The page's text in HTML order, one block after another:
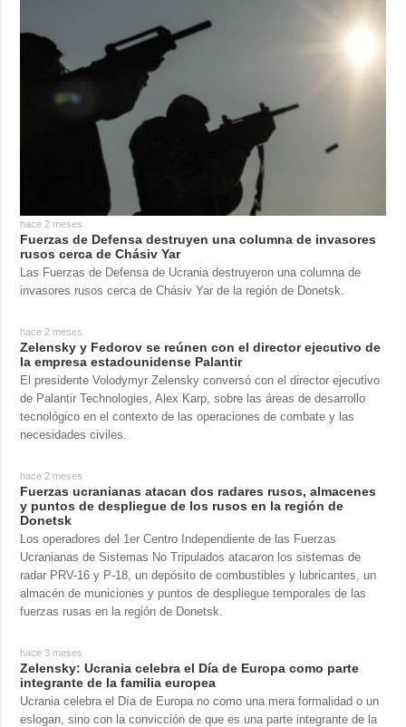
hace 2 meses
Fuerzas de Defensa destruyen una columna de invasores
rusos cerca de Chásiv Yar
Las Fuerzas de Defensa de Ucrania destruyeron una columna de
invasores rusos cerca de Chásiv Yar de la región de Donetsk.
hace 2 meses
Zelensky y Fedorov se reúnen con el director ejecutivo de
la empresa estadounidense Palantir
El presidente Volodymyr Zelensky conversó con el director ejecutivo
de Palantir Technologies, Alex Karp, sobre las áreas de desarrollo
tecnológico en el contexto de las operaciones de combate y las
necesidades civiles.
hace 2 meses
Fuerzas ucranianas atacan dos radares rusos, almacenes
y puntos de despliegue de los rusos en la región de
Donetsk
Los operadores del 1er Centro Independiente de las Fuerzas
Ucranianas de Sistemas No Tripulados atacaron los sistemas de
radar PRV-16 y P-18, un depósito de combustibles y lubricantes, un
almacén de municiones y puntos de despliegue temporales de las
fuerzas rusas en la región de Donetsk.
hace 3 meses
Zelensky: Ucrania celebra el Día de Europa como parte
integrante de la familia europea
Ucrania celebra el Día de Europa no como una mera formalidad o un
eslogan, sino con la convicción de que es una parte integrante de la